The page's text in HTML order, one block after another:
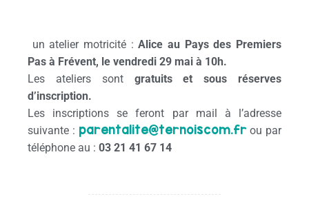
un atelier motricité :Alice au Pays des Premiers
Pas à Frévent, le vendredi 29 mai à 10h.
Les ateliers sont gratuits et sous réserves
d’inscription.
Les inscriptions se feront par mail à l’adresse
suivante : parentalite@ternoiscom.frou par
téléphone au : 03 21 41 67 14